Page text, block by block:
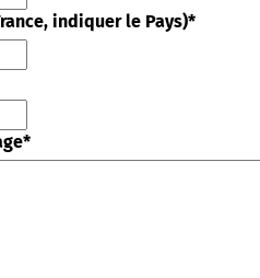
indiquer le Pays)*
*